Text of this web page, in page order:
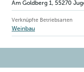
Am Goldberg 1 , 55270
Verknüpfte Betriebsarten
Weinbau